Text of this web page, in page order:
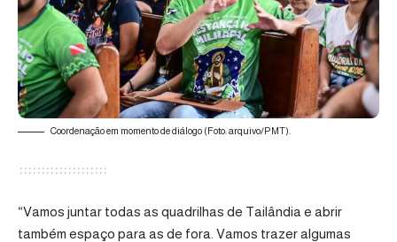
Coordenação em momento de diálogo (Foto: arquivo/PMT).
“Vamos juntar todas as quadrilhas de Tailândia e abrir
também espaço para as de fora. Vamos trazer algumas